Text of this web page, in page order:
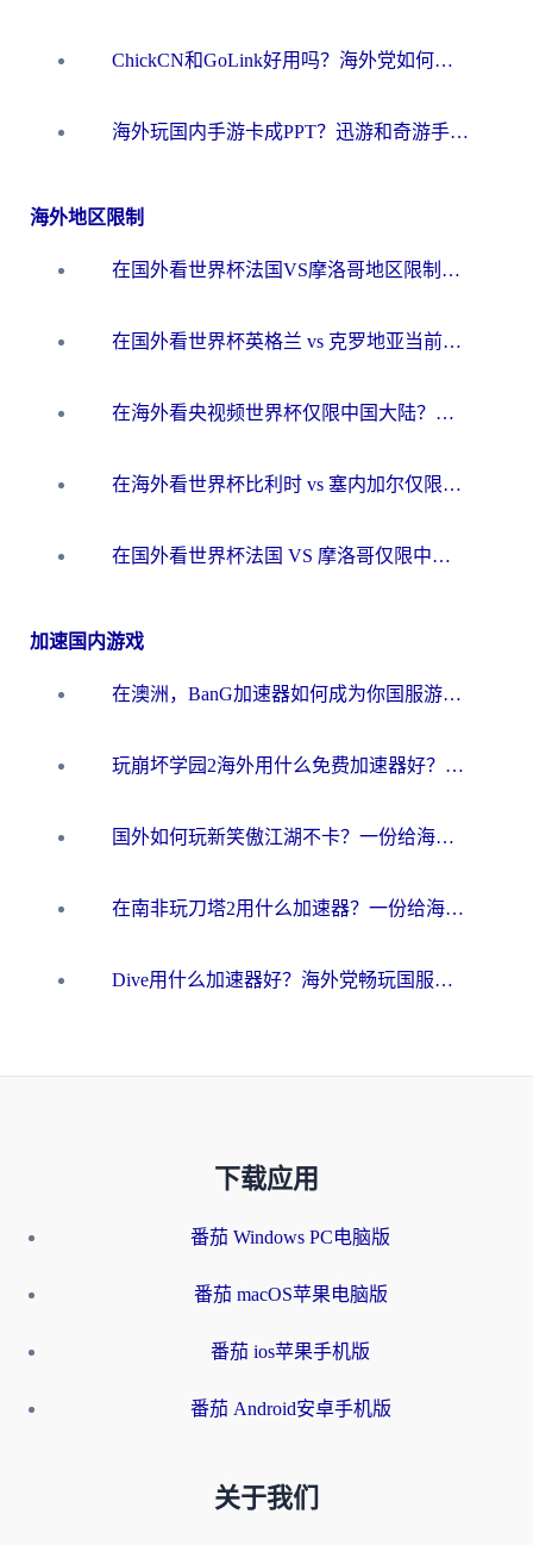
ChickCN和GoLink好用吗？海外党如何选对回国加速器
海外玩国内手游卡成PPT？迅游和奇游手游哪个好？一篇讲透回国加速器怎么选
海外地区限制
在国外看世界杯法国VS摩洛哥地区限制？这篇指南让你流畅看中文解说无压力
在国外看世界杯英格兰 vs 克罗地亚当前地区不可播放？这篇指南帮你搞定所有海外观赛难题
在海外看央视频世界杯仅限中国大陆？这篇指南帮你解锁中文解说+无卡顿直播
在海外看世界杯比利时 vs 塞内加尔仅限中国大陆？我找到了最流畅的中文解说之路
在国外看世界杯法国 VS 摩洛哥仅限中国大陆？海外党这样看中文解说赛事不卡顿
加速国内游戏
在澳洲，BanG加速器如何成为你国服游戏的“时光机”？
玩崩坏学园2海外用什么免费加速器好？2026海外党亲测国服游戏加速指南
国外如何玩新笑傲江湖不卡？一份给海外游子的终极网络指南
在南非玩刀塔2用什么加速器？一份给海外游子的终极生存指南
Dive用什么加速器好？海外党畅玩国服游戏的终极避坑指南
下载应用
番茄 Windows PC电脑版
番茄 macOS苹果电脑版
番茄 ios苹果手机版
番茄 Android安卓手机版
关于我们